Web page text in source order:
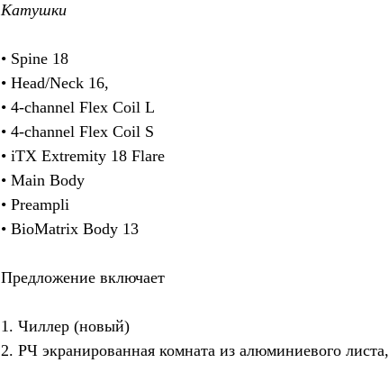
Катушки
• Spine 18
• Head/Neck 16,
• 4-channel Flex Coil L
• 4-channel Flex Coil S
• iTX Extremity 18 Flare
• Main Body
• Preampli
• BioMatrix Body 13
Предложение включает
1. Чиллер (новый)
2. РЧ экранированная комната из алюминиевого листа,